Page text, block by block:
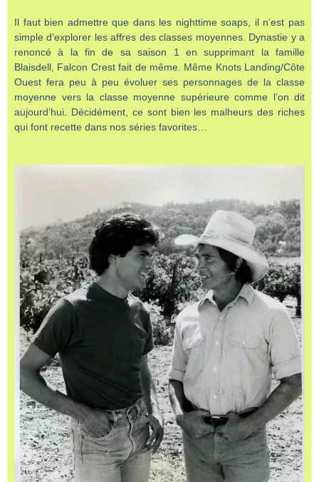
Il faut bien admettre que dans les nighttime soaps, il n’est pas
simple d’explorer les affres des classes moyennes. Dynastie y a
renoncé à la fin de sa saison 1 en supprimant la famille
Blaisdell, Falcon Crest fait de même. Même Knots Landing/Côte
Ouest fera peu à peu évoluer ses personnages de la classe
moyenne vers la classe moyenne supérieure comme l’on dit
aujourd’hui. Décidément, ce sont bien les malheurs des riches
qui font recette dans nos séries favorites…